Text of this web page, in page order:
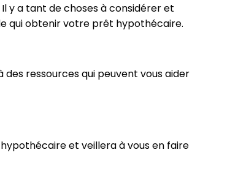
y a tant de choses à considérer et
qui obtenir votre prêt hypothécaire.
ressources qui peuvent vous aider
et veillera à vous en faire